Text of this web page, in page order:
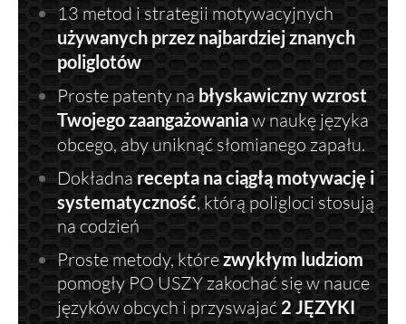
13 metod i strategii motywacyjnych
używanych przez najbardziej znanych
poliglotów
Proste patenty nabłyskawiczny wzrost
Twojego zaangażowaniaw naukę języka
obcego, aby uniknąć słomianego zapału.
Dokładna recepta na ciągłą motywację i
systematyczność, którą poligloci stosują
na codzień
Proste metody, którezwykłym ludziom
pomogły PO USZY zakochać się w nauce
języków obcych i przyswajać2 JĘZYKI